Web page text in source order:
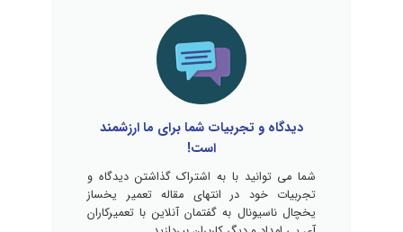
دیدگاه و تجربیات شما برای ما ارزشمند
است!
شما می توانید با به اشتراک گذاشتن دیدگاه و
تجربیات خود در انتهای مقاله تعمیر یخساز
یخچال ناسیونال به گفتمان آنلاین با تعمیرکاران